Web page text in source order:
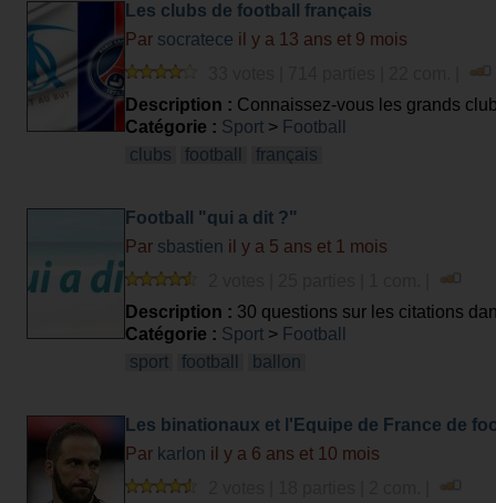
Les clubs de football français
Par socratece il y a 13 ans et 9 mois
Description : Connaissez-vous les grands
Catégorie : Sport > Football
clubs
football français
Football "qui a dit ?"
Par sbastien il y a 5 ans et 1 mois
Description : 30 questions sur les citations
Catégorie : Sport > Football
sport
football ballon
Les binationaux et l'Equipe de France de
Par karlon il y a 6 ans et 10 mois